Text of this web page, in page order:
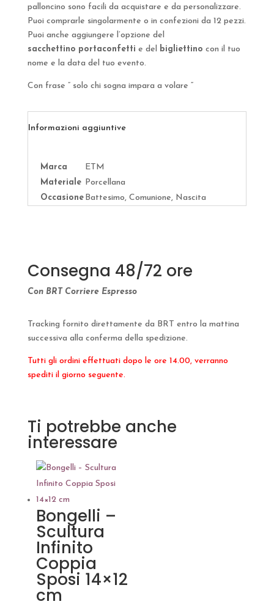
palloncino sono facili da acquistare e da personalizzare.
Puoi comprarle singolarmente o in confezioni da 12 pezzi.
Puoi anche aggiungere l’opzione del
sacchettino portaconfetti e del bigliettino con il tuo
nome e la data del tuo evento.
Con frase ” solo chi sogna impara a volare “
Informazioni aggiuntive
Marca
ETM
Materiale Porcellana
Occasione Battesimo, Comunione, Nascita
Consegna 48/72 ore
Con BRT Corriere Espresso
Tracking fornito direttamente da BRT entro la mattina
successiva alla conferma della spedizione.
Tutti gli ordini effettuati dopo le ore 14.00, verranno
spediti il giorno seguente.
Ti potrebbe anche
interessare
Bongelli –
Scultura
Infinito
Coppia
Sposi 14×12
cm